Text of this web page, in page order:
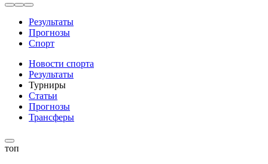
Результаты
Прогнозы
Спорт
Новости спорта
Результаты
Турниры
Статьи
Прогнозы
Трансферы
топ